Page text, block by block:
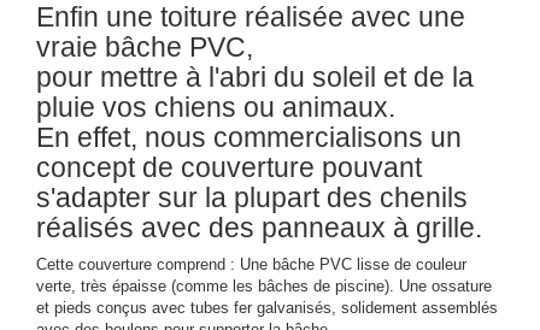
Enfin une toiture réalisée avec une
vraie bâche PVC,
pour mettre à l'abri du soleil et de la
pluie vos chiens ou animaux.
En effet, nous commercialisons un
concept de couverture pouvant
s'adapter sur la plupart des chenils
réalisés avec des panneaux à grille.
Cette couverture comprend : Une bâche PVC lisse de couleur
verte, très épaisse (comme les bâches de piscine). Une ossature
et pieds conçus avec tubes fer galvanisés, solidement assemblés